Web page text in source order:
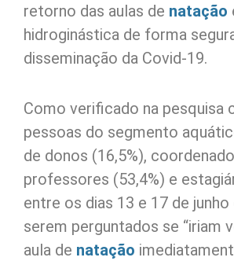
retorno das aulas de natação
hidroginástica de forma
disseminação da Covid-19.
Como verificado na pesquisa
pessoas do segmento
de donos (16,5%),
professores (53,4%) e
entre os dias 13 e 17 de junho
serem perguntados se “iriam
aula de natação